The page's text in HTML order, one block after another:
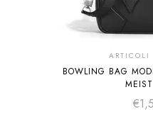
BOWLING BAG
€